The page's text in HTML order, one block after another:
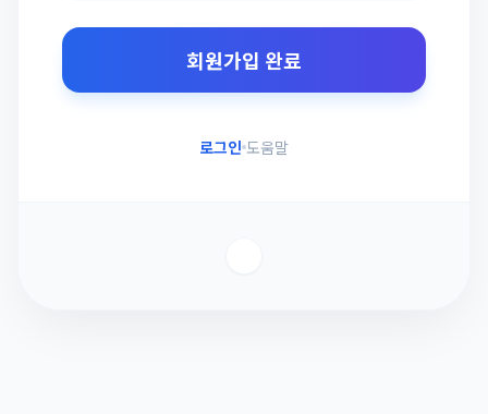
회원가입 완료
로그인 도움말